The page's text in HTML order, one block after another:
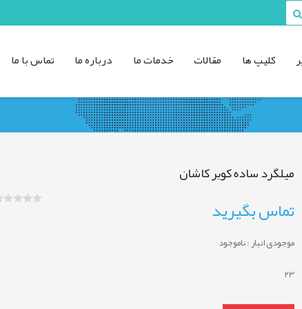
کليپ ها مقالات خدمات ما درباره ما تماس با ما
میلگرد ساده کویر کاشان
تماس بگیرید
موجودی انبار :ناموجود
23